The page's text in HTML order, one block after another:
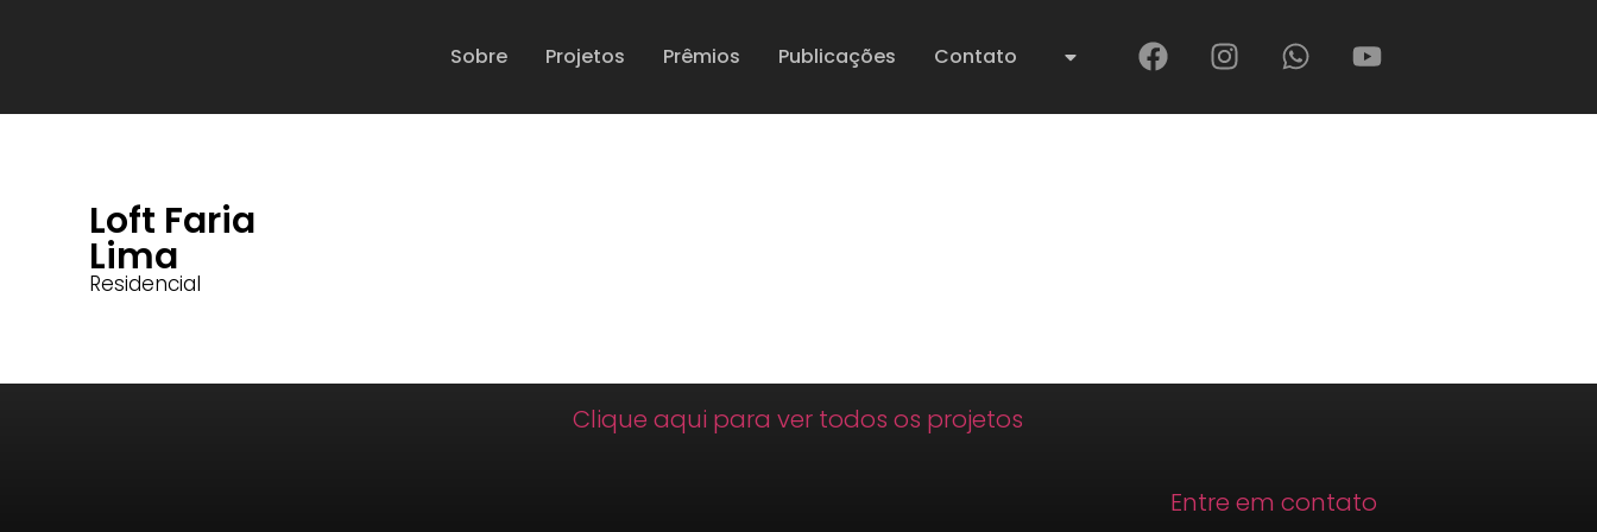
Sobre Projetos Prêmios Publicações Contato
Loft Faria
Lima
Residencial
Clique aqui para ver todos os projetos
Entre em contato